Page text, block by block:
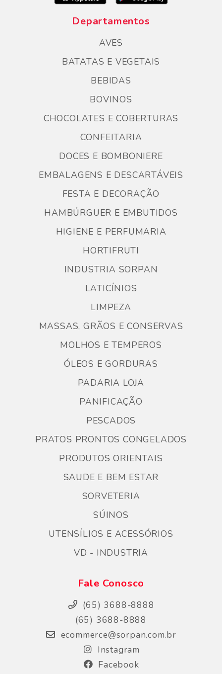
Departamentos
AVES
BATATAS E VEGETAIS
BEBIDAS
BOVINOS
CHOCOLATES E COBERTURAS
CONFEITARIA
DOCES E BOMBONIERE
EMBALAGENS E DESCARTÁVEIS
FESTA E DECORAÇÃO
HAMBÚRGUER E EMBUTIDOS
HIGIENE E PERFUMARIA
HORTIFRUTI
INDUSTRIA SORPAN
LATICÍNIOS
LIMPEZA
MASSAS, GRÃOS E CONSERVAS
MOLHOS E TEMPEROS
ÓLEOS E GORDURAS
PADARIA LOJA
PANIFICAÇÃO
PESCADOS
PRATOS PRONTOS CONGELADOS
PRODUTOS ORIENTAIS
SAUDE E BEM ESTAR
SORVETERIA
SÚINOS
UTENSÍLIOS E ACESSÓRIOS
VD - INDUSTRIA
Fale Conosco
(65) 3688-8888
(65) 3688-8888
ecommerce@sorpan.com.br
Instagram
Facebook